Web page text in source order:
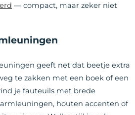
— compact, maar zeker niet
geeft net dat beetje extra
te zakken met een boek of een
je fauteuils met brede
houten accenten of